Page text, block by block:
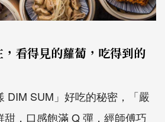
看得見的蘿蔔，吃得到的
DIM SUM」好吃的秘密，「嚴
，口感飽滿 Q 彈，經師傅巧